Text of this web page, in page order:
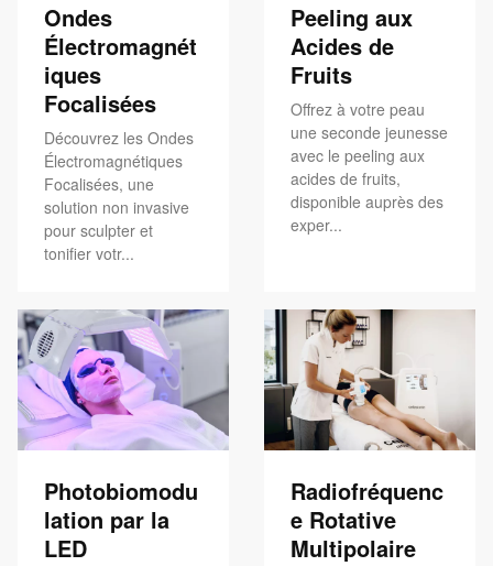
Ondes
Électromagnét
iques
Focalisées
Découvrez les Ondes
Électromagnétiques
Focalisées, une
solution non invasive
pour sculpter et
tonifier votr...
Peeling aux
Acides de
Fruits
Offrez à votre peau
une seconde jeunesse
avec le peeling aux
acides de fruits,
disponible auprès des
exper...
Photobiomodu
lation par la
LED
Radiofréquenc
e Rotative
Multipolaire